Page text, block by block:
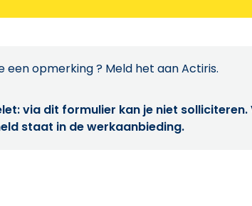
een opmerking ? Meld het aan Actiris.
via dit formulier kan je niet
staat in de werkaanbieding.